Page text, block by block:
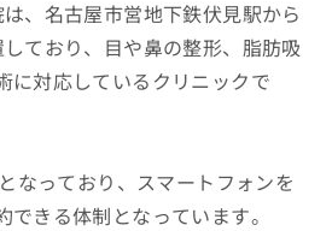
、名古屋市営地下鉄伏見駅から
ており、目や鼻の整形、脂肪吸
に対応しているクリニックで
なっており、スマートフォンを
きる体制となっています。